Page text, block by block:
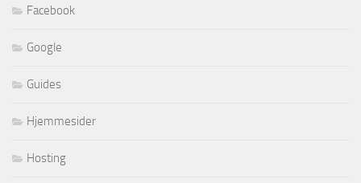
Facebook
Google
Guides
Hjemmesider
Hosting